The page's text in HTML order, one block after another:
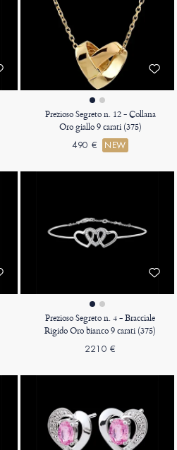
Prezioso Segreto n. 12 - Collana
Oro giallo 9 carati (375)
490 € NEW
Prezioso Segreto n. 4 - Bracciale
Rigido Oro bianco 9 carati (375)
2210 €